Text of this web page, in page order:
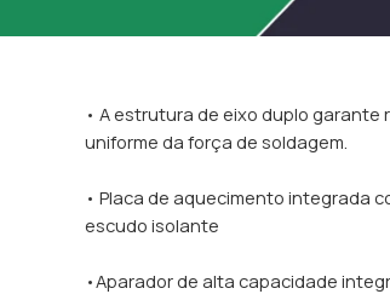
• A estrutura de eixo duplo
uniforme da força de soldagem.
• Placa de aquecimento integrada
escudo isolante
•Aparador de alta capacidade